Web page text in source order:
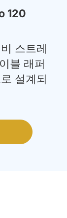
120
스트레
블 래퍼
설계되